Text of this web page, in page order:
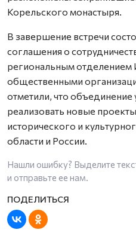
Корельского монастыря.
В завершение встречи
соглашения о
региональным
общественными
отметили, что объединение
реализовать новые
исторического и
области и России.
Нашли ошибку? Выделите
и отправьте ее нам.